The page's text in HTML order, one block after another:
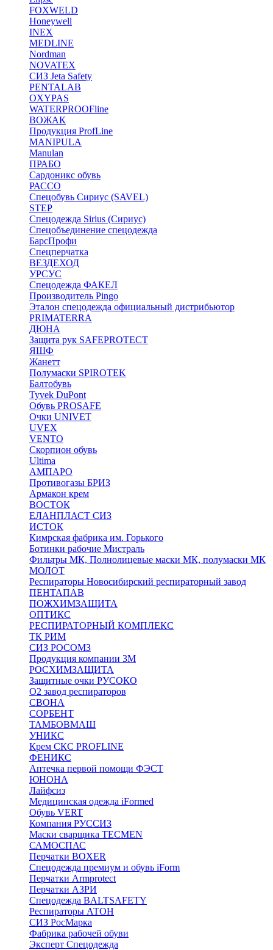
FOXWELD
Honeywell
INEX
MEDLINE
Nordman
NOVATEX
СИЗ Jeta Safety
PENTALAB
OXYPAS
WATERPROOFline
ВОЖАК
Продукция ProfLine
MANIPULA
Manulan
ПРАБО
Сардоникс обувь
РАССО
Спецобувь Сириус (SAVEL)
STEP
Спецодежда Sirius (Сириус)
Спецобъединение спецодежда
БарсПрофи
Спецперчатка
ВЕЗДЕХОД
УРСУС
Спецодежда ФАКЕЛ
Производитель Pingo
Эталон спецодежда официальный дистрибьютор
PRIMATERRA
ДЮНА
Защита рук SAFEPROTECT
ЯШФ
Жанетт
Полумаски SPIROTEK
Балтобувь
Tyvek DuPont
Обувь PROSAFE
Очки UNIVET
UVEX
VENTO
Скорпион обувь
Ultima
АМПАРО
Противогазы БРИЗ
Армакон крем
ВОСТОК
ЕЛАНПЛАСТ СИЗ
ИСТОК
Кимрская фабрика им. Горького
Ботинки рабочие Мистраль
Фильтры МК, Полнолицевые маски МК, полумаски МК
МОЛОТ
Респираторы Новосибирский респираторный завод
ПЕНТАПАВ
ПОЖХИМЗАЩИТА
ОПТИКС
РЕСПИРАТОРНЫЙ КОМПЛЕКС
ТК РИМ
СИЗ РОСОМЗ
Продукция компании 3M
РОСХИМЗАЩИТА
Защитные очки РУСОКО
О2 завод респираторов
СВОНА
СОРБЕНТ
ТАМБОВМАШ
УНИКС
Крем СКС PROFLINE
ФЕНИКС
Аптечка первой помощи ФЭСТ
ЮНОНА
Лайфсиз
Медицинская одежда iFormed
Обувь VERT
Компания РУССИЗ
Маски сварщика TECMEN
САМОСПАС
Перчатки BOXER
Спецодежда премиум и обувь iForm
Перчатки Armprotect
Перчатки АЗРИ
Спецодежда BALTSAFETY
Респираторы АТОН
СИЗ РосМарка
Фабрика рабочей обуви
Эксперт Спецодежда